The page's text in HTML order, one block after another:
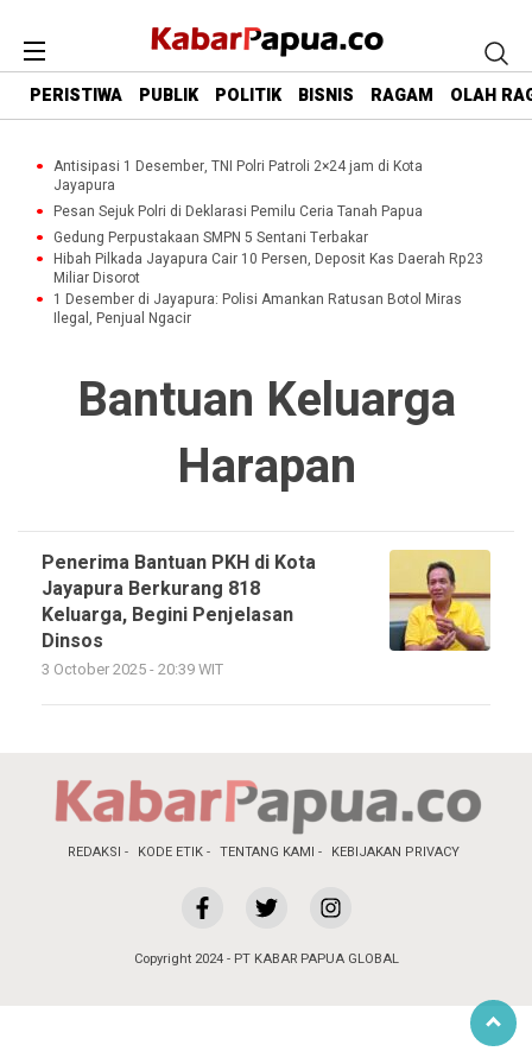
PERISTIWA PUBLIK POLITIK BISNIS RAGAM OLAH
Antisipasi 1 Desember, TNI Polri Patroli 2×24 jam di Kota
Jayapura
Pesan Sejuk Polri di Deklarasi Pemilu Ceria Tanah Papua
Gedung Perpustakaan SMPN 5 Sentani Terbakar
Hibah Pilkada Jayapura Cair 10 Persen, Deposit Kas Daerah Rp23
Miliar Disorot
1 Desember di Jayapura: Polisi Amankan Ratusan Botol Miras
Ilegal, Penjual Ngacir
Bantuan Keluarga
Harapan
Penerima Bantuan PKH di Kota
Jayapura Berkurang 818
Keluarga, Begini Penjelasan
Dinsos
3 October 2025 - 20:39 WIT
REDAKSI KODE ETIK TENTANG KAMI KEBIJAKAN PRIVACY
Copyright 2024 - PT KABAR PAPUA GLOBAL